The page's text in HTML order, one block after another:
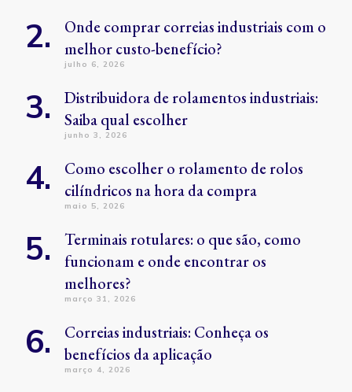
Onde comprar correias industriais com o
melhor custo-benefício?
julho 6, 2026
Distribuidora de rolamentos industriais:
Saiba qual escolher
junho 3, 2026
Como escolher o rolamento de rolos
cilíndricos na hora da compra
maio 5, 2026
Terminais rotulares: o que são, como
funcionam e onde encontrar os
melhores?
março 31, 2026
Correias industriais: Conheça os
benefícios da aplicação
março 4, 2026